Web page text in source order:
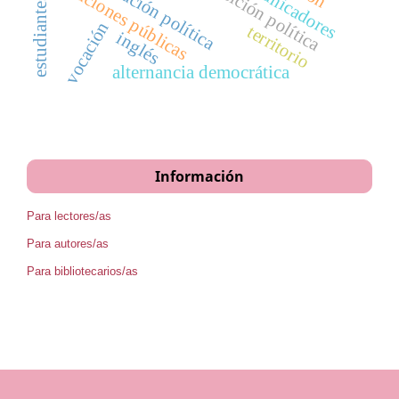
relaciones públicas
alternancia democrática
territorio
vocacióninglés
Información
Para lectores/as
Para autores/as
Para bibliotecarios/as